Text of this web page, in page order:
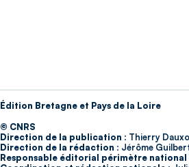
Édition Bretagne et Pays de la Loire
© CNRS
Direction de la publication : Thierry
Direction de la rédaction : Jérôme
Responsable éditorial périmètre national